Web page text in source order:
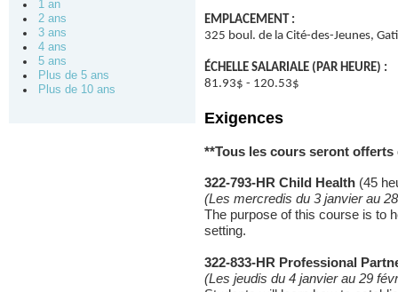
1 an
2 ans
3 ans
4 ans
5 ans
Plus de 5 ans
Plus de 10 ans
EMPLACEMENT :
325 boul. de la Cité-des-Jeunes,
ÉCHELLE SALARIALE (PAR HEURE) :
81.93$ - 120.53$
Exigences
**Tous les cours seront offerts
322-793-HR Child Health (45
(Les mercredis du 3 janvier au
The purpose of this course is to
setting.
322-833-HR Professional
(Les jeudis du 4 janvier au 29